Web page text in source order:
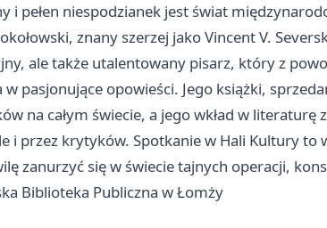
i pełen niespodzianek jest świat
znany szerzej jako Vincent V.
ale także utalentowany pisarz, który z
w pasjonujące opowieści. Jego książki,
na całym świecie, a jego wkład w literaturę
i przez krytyków. Spotkanie w Hali Kultury
zanurzyć się w świecie tajnych operacji,
Biblioteka Publiczna w Łomży